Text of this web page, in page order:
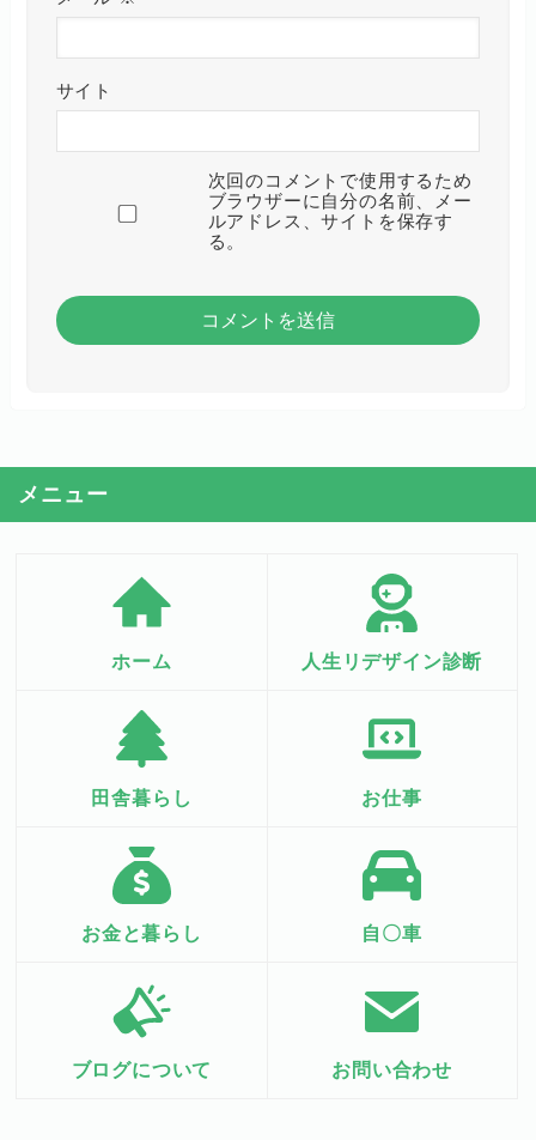
サイト
次回のコメントで使用するため
ブラウザーに自分の名前、メー
ルアドレス、サイトを保存す
る。
メニュー
ホーム 人生リデザイン診断
田舎暮らし お仕事
お金と暮らし 自〇車
ブログについて お問い合わせ